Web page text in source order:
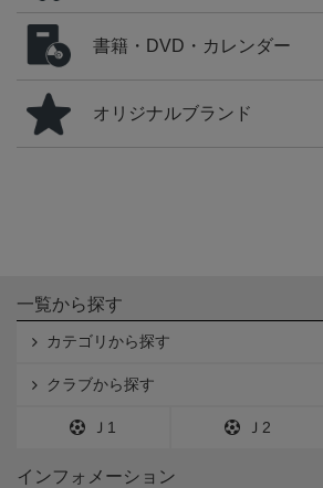
書籍・DVD・カレンダー
オリジナルブランド
一覧から探す
カテゴリから探す
クラブから探す
Ｊ1 Ｊ2
インフォメーション